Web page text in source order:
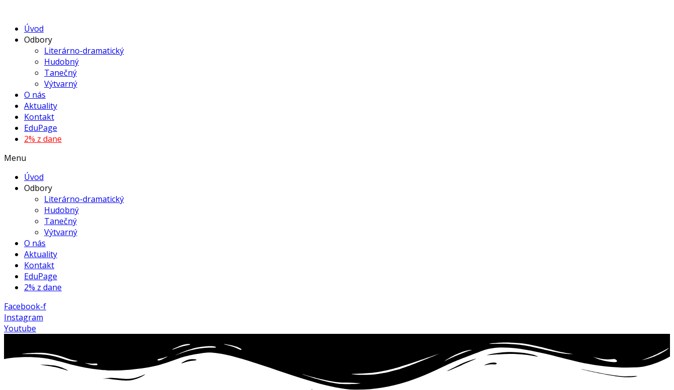
Úvod
Odbory
Literárno-dramatický
Hudobný
Tanečný
Výtvarný
O nás
Aktuality
Kontakt
EduPage
2% z dane
Menu
Úvod
Odbory
Literárno-dramatický
Hudobný
Tanečný
Výtvarný
O nás
Aktuality
Kontakt
EduPage
2% z dane
Facebook-f
Instagram
Youtube